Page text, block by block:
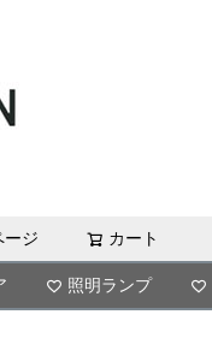
ージ カート
照明ランプ